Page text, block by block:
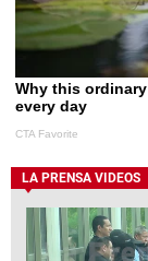
LA PRENSA VIDEOS